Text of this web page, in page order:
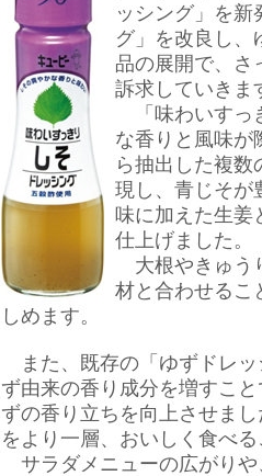
ッシング」を
グ」を改良し、
品の展開で、さ
訴求していきま
「味わいすっ
な香りと風味が
ら抽出した複
現し、青じそが
味に加えた生姜
仕上げました。
大根やきゅう
材と合わせるこ
しめます。
また、既存の「ゆずドレッ
ず由来の香り成分を増すこ
ずの香り立ちを向上させま
をより一層、おいしく食べ
サラダメニューの広がり